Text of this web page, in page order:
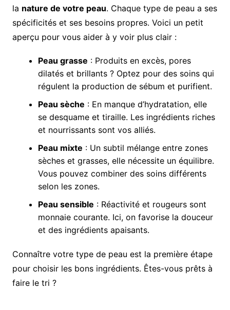
la nature de votre peau. Chaque type de peau a ses
spécificités et ses besoins propres. Voici un petit
aperçu pour vous aider à y voir plus clair :
Peau grasse : Produits en excès, pores
dilatés et brillants ? Optez pour des soins qui
régulent la production de sébum et purifient.
Peau sèche : En manque d’hydratation, elle
se desquame et tiraille. Les ingrédients riches
et nourrissants sont vos alliés.
Peau mixte : Un subtil mélange entre zones
sèches et grasses, elle nécessite un équilibre.
Vous pouvez combiner des soins différents
selon les zones.
Peau sensible : Réactivité et rougeurs sont
monnaie courante. Ici, on favorise la douceur
et des ingrédients apaisants.
Connaître votre type de peau est la première étape
pour choisir les bons ingrédients. Êtes-vous prêts à
faire le tri ?